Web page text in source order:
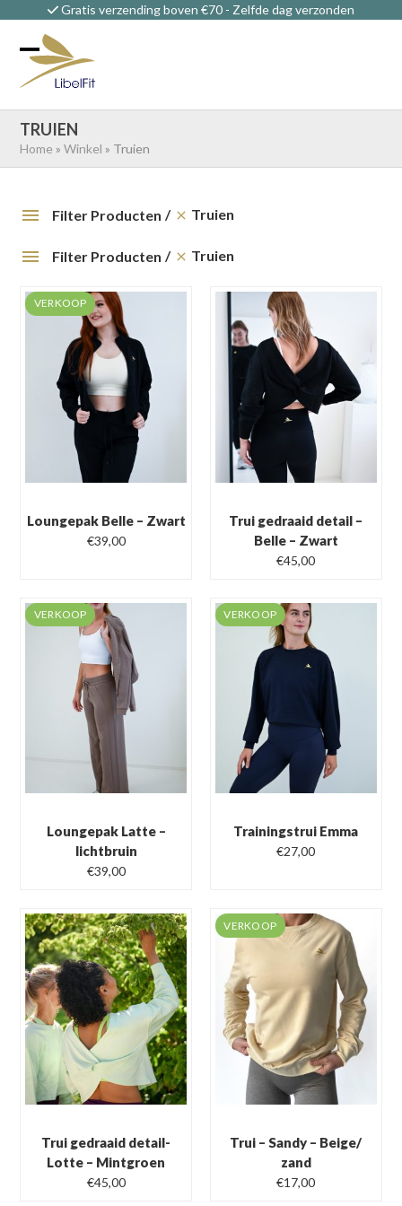
content
Gratis verzending boven €70 - Zelfde dag verzonden
Open
menu
Close
menu
TRUIEN
Home »Winkel » Truien
Filter Producten Truien
Filter Producten Truien
VERKOOP
Loungepak Belle – Zwart
Oorspronkelijke
€39,00Huidige
Trui gedraaid detail –
Belle – Zwart
€45,00
VERKOOP
Loungepak Latte –
lichtbruin
Oorspronkelijke
€70,00.
€39,00Huidige
€39,00.
VERKOOP
Trainingstrui Emma
Oorspronkelijke
€27,00Huidige
Trui gedraaid detail-
Lotte – Mintgroen
€45,00
VERKOOP
Trui – Sandy – Beige/
zand
Oorspronkelijke
€17,00Huidige